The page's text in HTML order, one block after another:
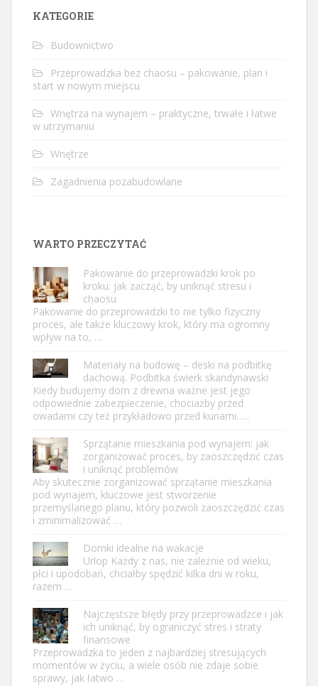
KATEGORIE
Budownictwo
Przeprowadzka bez chaosu – pakowanie, plan i
start w nowym miejscu
Wnętrza na wynajem – praktyczne, trwałe i łatwe
w utrzymaniu
Wnętrze
Zagadnienia pozabudowlane
WARTO PRZECZYTAĆ
Pakowanie do przeprowadzki krok po
kroku: jak zacząć, by uniknąć stresu i
chaosu
Pakowanie do przeprowadzki to nie tylko fizyczny
proces, ale także kluczowy krok, który ma ogromny
wpływ na to, …
Materiały na budowę – deski na podbitkę
dachową. Podbitka świerk skandynawski
Kiedy budujemy dom z drewna ważne jest jego
odpowiednie zabezpieczenie, chociażby przed
owadami czy też przykładowo przed kunami. …
Sprzątanie mieszkania pod wynajem: jak
zorganizować proces, by zaoszczędzić czas
i uniknąć problemów
Aby skutecznie zorganizować sprzątanie mieszkania
pod wynajem, kluczowe jest stworzenie
przemyślanego planu, który pozwoli zaoszczędzić czas
i zminimalizować …
Domki idealne na wakacje
Urlop Każdy z nas, nie zależnie od wieku,
płci i upodobań, chciałby spędzić kilka dni w roku,
razem …
Najczęstsze błędy przy przeprowadzce i jak
ich uniknąć, by ograniczyć stres i straty
finansowe
Przeprowadzka to jeden z najbardziej stresujących
momentów w życiu, a wiele osób nie zdaje sobie
sprawy, jak łatwo …